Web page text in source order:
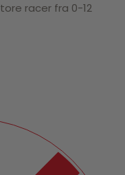
racer fra 0-12